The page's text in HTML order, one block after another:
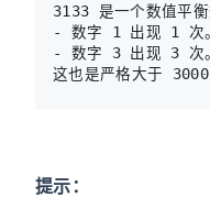
3133 是一个数值平衡
- 数字 1 出现 1 次
- 数字 3 出现 3 次
提示：